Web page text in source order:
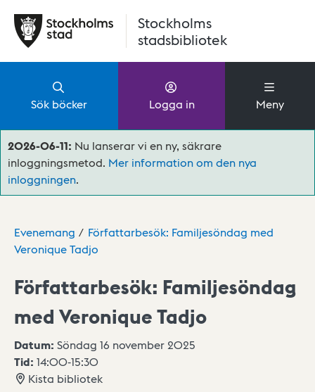
Stockholms
stadsbibliotek
Sök böcker Logga in Meny
2026-06-11: Nu lanserar vi en ny, säkrare
inloggningsmetod. Mer information om den nya
inloggningen.
Evenemang
Författarbesök: Familjesöndag med
Veronique Tadjo
Författarbesök: Familjesöndag
med Veronique Tadjo
Datum: Söndag 16 november 2025
Tid: 14:00-15:30
Kista bibliotek